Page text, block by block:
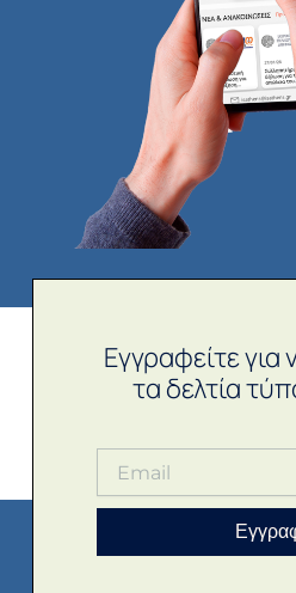
Εγγραφείτε για
τα δελτία